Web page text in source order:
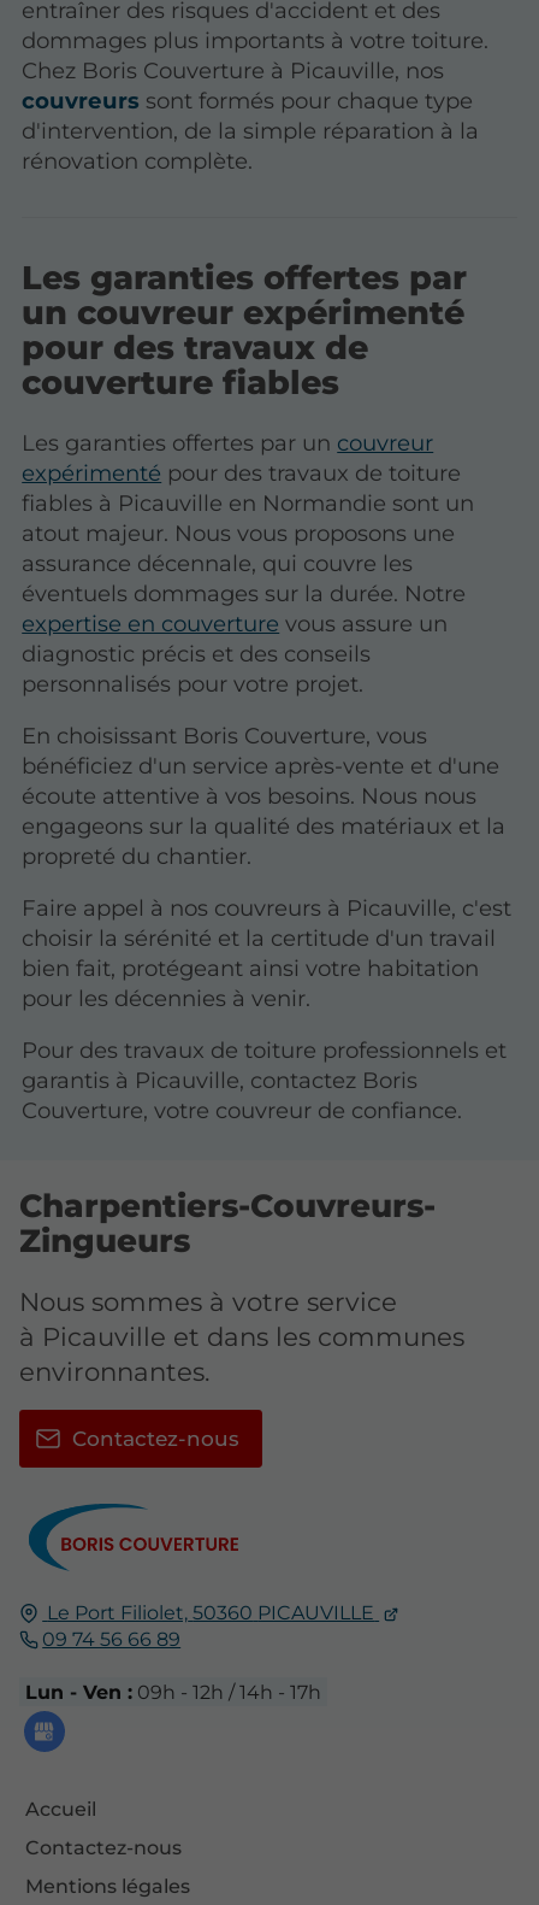
entraîner des risques d'accident et des
dommages plus importants à votre toiture.
Chez Boris Couverture à Picauville, nos
couvreurs sont formés pour chaque type
d'intervention, de la simple réparation à la
rénovation complète.
Les garanties offertes par
un couvreur expérimenté
pour des travaux de
couverture fiables
Les garanties offertes par un couvreur
expérimenté pour des travaux de toiture
fiables à Picauville en Normandie sont un
atout majeur. Nous vous proposons une
assurance décennale, qui couvre les
éventuels dommages sur la durée. Notre
expertise en couverture vous assure un
diagnostic précis et des conseils
personnalisés pour votre projet.
En choisissant Boris Couverture, vous
bénéficiez d'un service après-vente et d'une
écoute attentive à vos besoins. Nous nous
engageons sur la qualité des matériaux et la
propreté du chantier.
Faire appel à nos couvreurs à Picauville, c'est
choisir la sérénité et la certitude d'un travail
bien fait, protégeant ainsi votre habitation
pour les décennies à venir.
Pour des travaux de toiture professionnels et
garantis à Picauville, contactez Boris
Couverture, votre couvreur de confiance.
Le Port Filiolet, 50360 PICAUVILLE
09 74 56 66 89
Lun - Ven : 09h - 12h / 14h - 17h
Accueil
Contactez-nous
Mentions légales
Charpentiers-Couvreurs-
Zingueurs
Nous sommes à votre service
à Picauville et dans les communes
environnantes.
Contactez-nous